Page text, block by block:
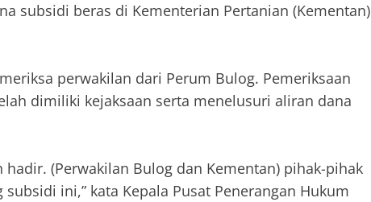
subsidi beras di Kementerian Pertanian (Kementan)
perwakilan dari Perum Bulog. Pemeriksaan
dimiliki kejaksaan serta menelusuri aliran dana
(Perwakilan Bulog dan Kementan) pihak-pihak
ini,” kata Kepala Pusat Penerangan Hukum